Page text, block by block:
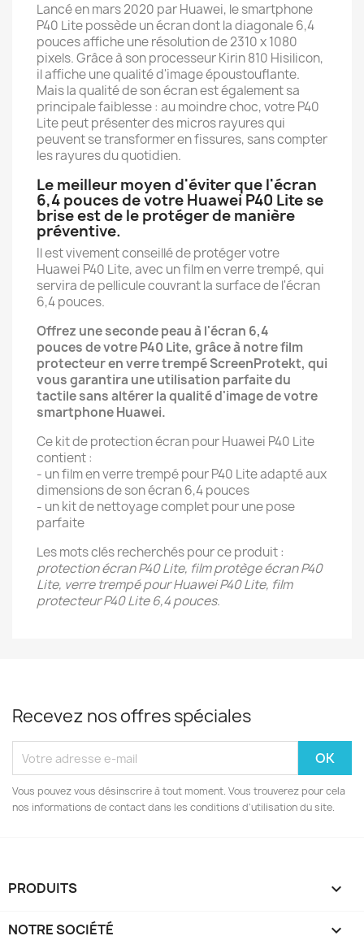
Lancé en mars 2020 par Huawei, le smartphone
P40 Lite possède un écran dont la diagonale 6,4
pouces affiche une résolution de 2310 x 1080
pixels. Grâce à son processeur Kirin 810 Hisilicon,
il affiche une qualité d'image époustouflante.
Mais la qualité de son écran est également sa
principale faiblesse : au moindre choc, votre P40
Lite peut présenter des micros rayures qui
peuvent se transformer en fissures, sans compter
les rayures du quotidien.
Le meilleur moyen d'éviter que l'écran
6,4 pouces de votre Huawei P40 Lite se
brise est de le protéger de manière
préventive.
Il est vivement conseillé de protéger votre
Huawei P40 Lite, avec un film en verre trempé, qui
servira de pellicule couvrant la surface de l'écran
6,4 pouces.
Offrez une seconde peau à l'écran 6,4
pouces de votre P40 Lite, grâce à notre film
protecteur en verre trempé ScreenProtekt, qui
vous garantira une utilisation parfaite du
tactile sans altérer la qualité d'image de votre
smartphone Huawei.
Ce kit de protection écran pour Huawei P40 Lite
contient :
- un film en verre trempé pour P40 Lite adapté aux
dimensions de son écran 6,4 pouces
- un kit de nettoyage complet pour une pose
parfaite
Les mots clés recherchés pour ce produit :
protection écran P40 Lite, film protège écran P40
Lite, verre trempé pour Huawei P40 Lite, film
protecteur P40 Lite 6,4 pouces.
Recevez nos offres spéciales
Vous pouvez vous désinscrire à tout moment. Vous trouverez pour cela
nos informations de contact dans les conditions d'utilisation du site.
PRODUITS 
NOTRE SOCIÉTÉ 